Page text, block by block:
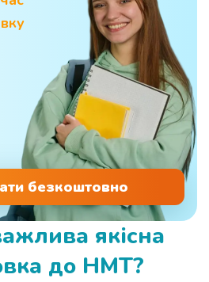
безкоштовно
якісна
до НМТ?